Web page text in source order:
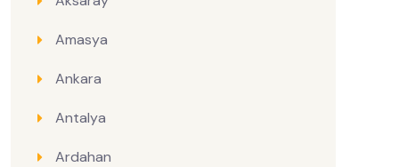
Amasya
Ankara
Antalya
Ardahan